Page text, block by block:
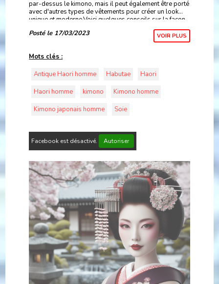
par-dessus le kimono, mais il peut également être porté
avec d'autres types de vêtements pour créer un look
unique et moderne.Voici quelques conseils sur la façon
Posté le 17/03/2023 VOIR PLUS
Mots clés :
Antique Haori homme
Habutae
Haori
Haori homme
kimono
Kimono homme
Kimono japonais homme
Soie
Facebook est désactivé. Autoriser